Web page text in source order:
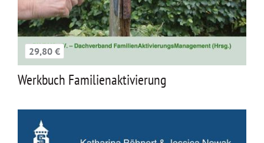
29,80 €
Werkbuch Familienaktivierung